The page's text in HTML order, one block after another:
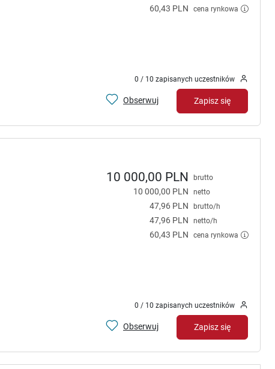
60,43 PLN cena rynkowa
0 / 10 zapisanych uczestników
Obserwuj Zapisz się
10 000,00 PLN brutto
10 000,00 PLN netto
47,96 PLN brutto/h
47,96 PLN netto/h
60,43 PLN cena rynkowa
0 / 10 zapisanych uczestników
Obserwuj Zapisz się